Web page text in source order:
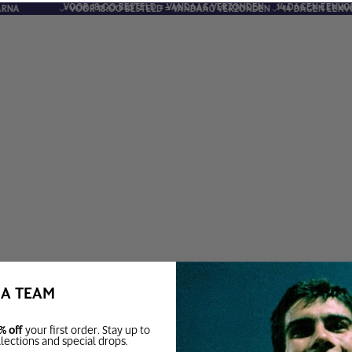
VOOR 18:00 BESTELD = VANDAAG VERZONDEN
VOOR 18:00 BESTELD = VANDAAG VERZONDEN 14 DAGEN
14 DAGEN
TEAM
offyour first order. Stay up to
and special drops.